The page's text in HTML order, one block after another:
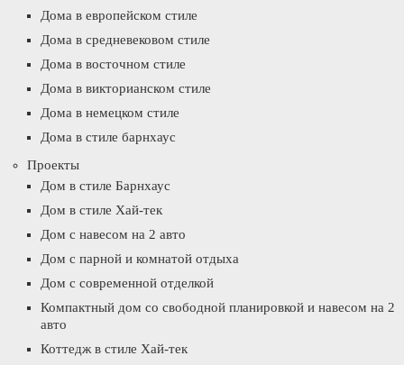
Дома в европейском стиле
Дома в средневековом стиле
Дома в восточном стиле
Дома в викторианском стиле
Дома в немецком стиле
Дома в стиле барнхаус
Проекты
Дом в стиле Барнхаус
Дом в стиле Хай-тек
Дом с навесом на 2 авто
Дом с парной и комнатой отдыха
Дом с современной отделкой
Компактный дом со свободной планировкой и навесом на 2
авто
Коттедж в стиле Хай-тек